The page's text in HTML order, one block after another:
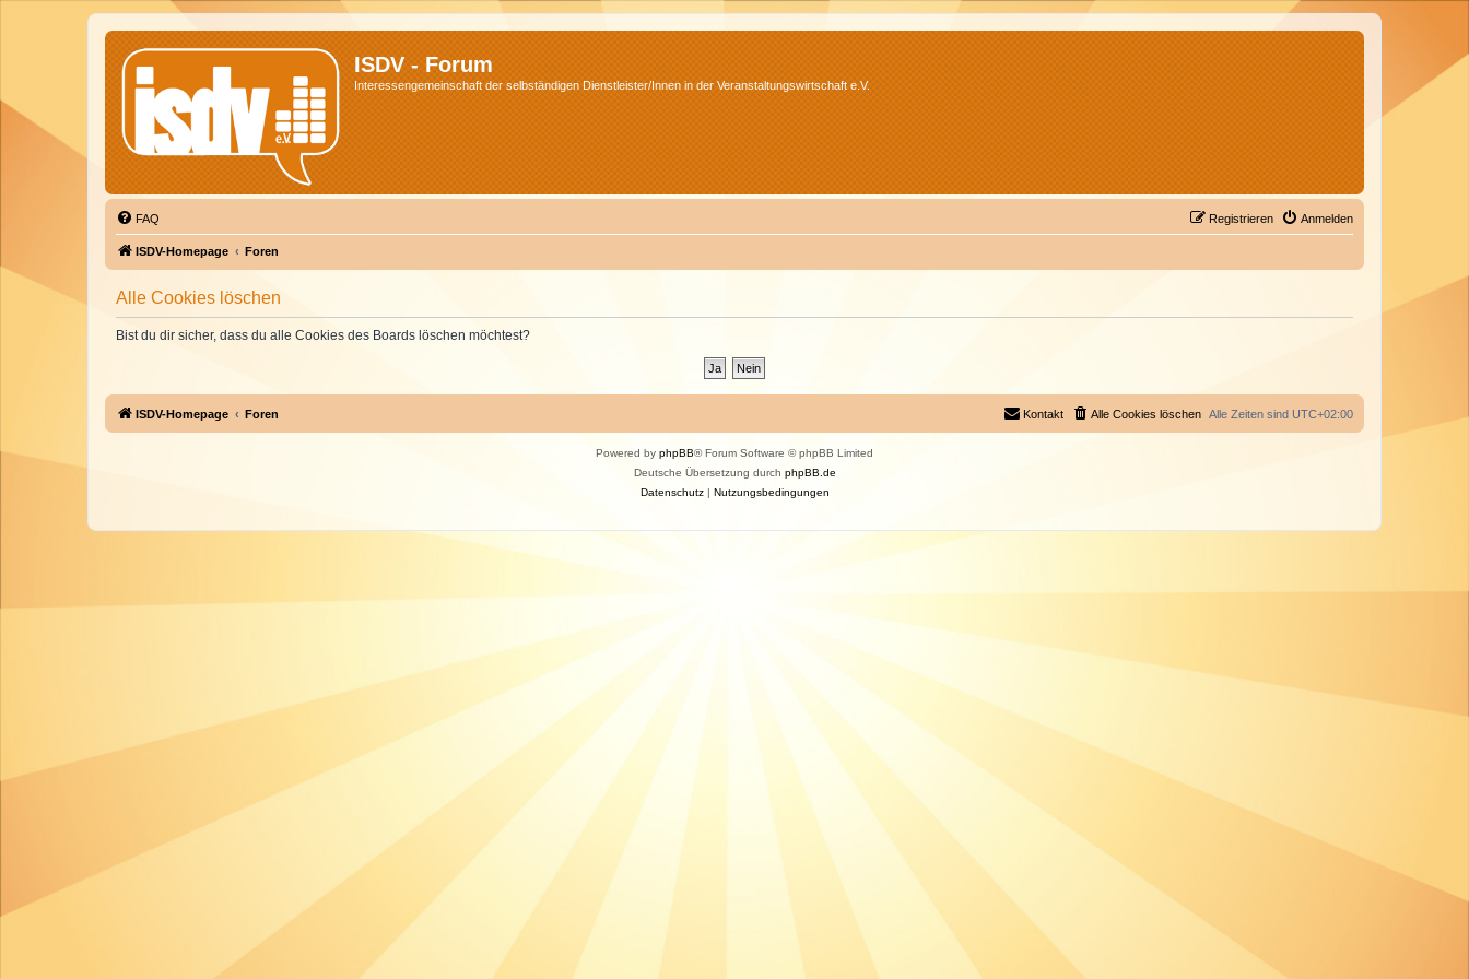
ISDV - Forum
Interessengemeinschaft der selbständigen Dienstleister/Innen in der Veranstaltungswirtschaft e.V.
FAQ Anmelden
Registrieren
ISDV-Homepage Foren
Alle Cookies löschen
Bist du dir sicher, dass du alle Cookies des Boards löschen möchtest?
ISDV-Homepage Foren Alle Zeiten sind UTC+02:00
Alle Cookies löschen
Kontakt
Powered by phpBB® Forum Software © phpBB Limited
Deutsche Übersetzung durch phpBB.de
Datenschutz| Nutzungsbedingungen